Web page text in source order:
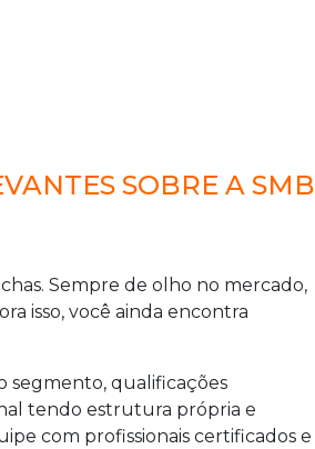
SOBRE A SMB
Sempre de olho no mercado,
isso, você ainda encontra
segmento, qualificações
tendo estrutura própria e
com profissionais certificados e